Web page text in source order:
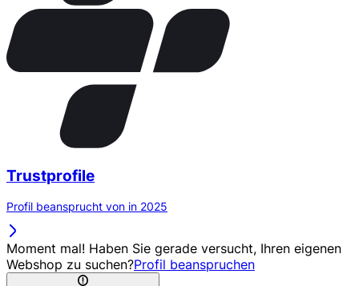
Trustprofile
Profil beansprucht von in 2025
Moment mal! Haben Sie gerade versucht, Ihren eigenen
Webshop zu suchen?Profil beanspruchen